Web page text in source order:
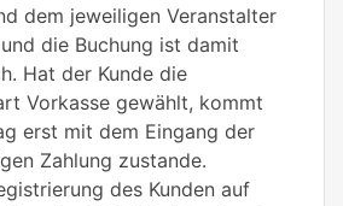
dem jeweiligen Veranstalter
die Buchung ist damit
Hat der Kunde die
Vorkasse gewählt, kommt
erst mit dem Eingang der
Zahlung zustande.
des Kunden auf